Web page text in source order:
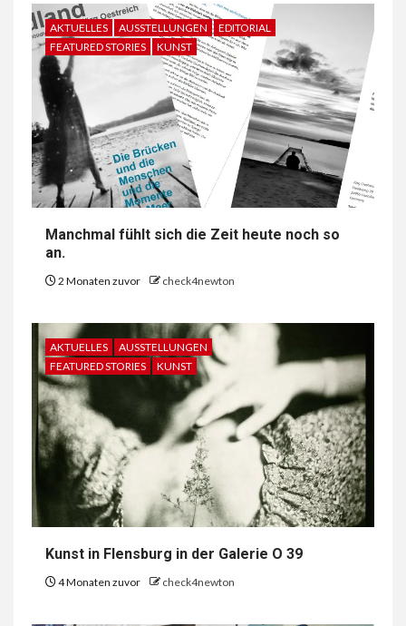
AKTUELLES AUSSTELLUNGEN
EDITORIAL
FEATURED STORIES
KUNST
Manchmal fühlt sich die Zeit heute noch so
an.
2 Monaten zuvor check4newton
AKTUELLES
AUSSTELLUNGEN
FEATURED STORIES
KUNST
Kunst in Flensburg in der Galerie O 39
4 Monaten zuvor check4newton